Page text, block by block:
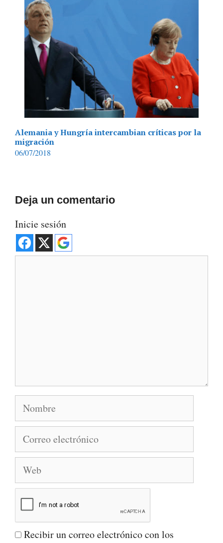
Alemania y Hungría intercambian críticas por la
migración
06/07/2018
Deja un comentario
Inicie sesión
Nombre
Correo
Web
Recibir un correo electrónico con los